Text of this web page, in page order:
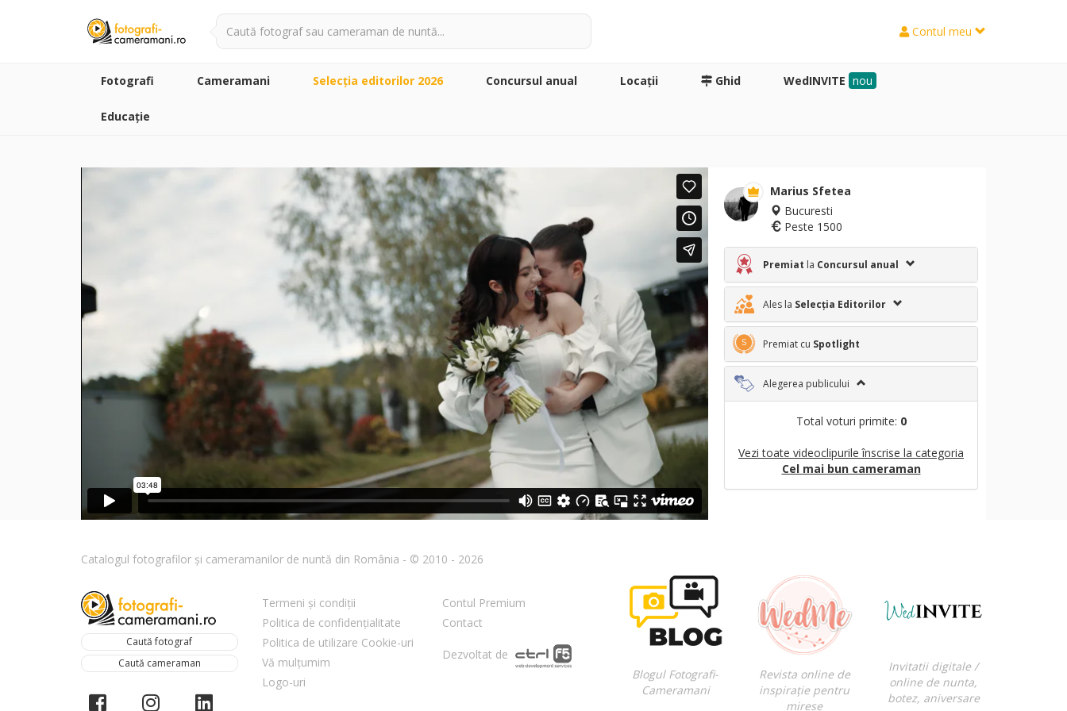
Contul meu
Fotografi Cameramani Selecţia editorilor 2026 Concursul anual Locaţii Ghid WedINVITE nou
Educație
Marius Sfetea
Bucuresti
Peste 1500
Premiat la Concursul anual
Ales la Selecția Editorilor
Premiat cu Spotlight
Alegerea publicului
Total voturi primite: 0
Vezi toate videoclipurile înscrise la categoria
Cel mai bun cameraman
Catalogul fotografilor și cameramanilor de nuntă din România - © 2010 - 2026
Caută fotograf
Caută cameraman
Termeni și condiții
Politica de confidențialitate
Politica de utilizare Cookie-uri
Vă mulțumim
Logo-uri
Contul Premium
Contact
Dezvoltat de
Blogul Fotografi-
Cameramani
Revista online de
inspirație pentru
mirese
Invitatii digitale /
online de nunta,
botez, aniversare